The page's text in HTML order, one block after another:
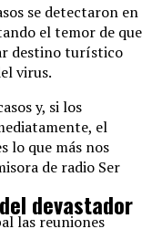
se detectaron en
el temor de que
destino turístico
virus.
y, si los
el
lo que más nos
de radio Ser
las reuniones
devastador